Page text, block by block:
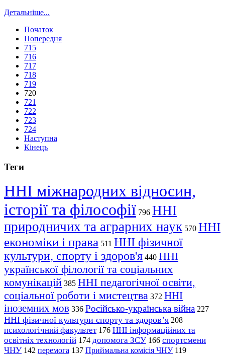
Детальніше...
Початок
Попередня
715
716
717
718
719
720
721
722
723
724
Наступна
Кінець
Теги
ННІ міжнародних відносин,
історії та філософії 796 ННІ
природничих та аграрних наук 570 ННІ
економіки і права 511 ННІ фізичної
культури, спорту і здоров'я 440 ННІ
української філології та соціальних
комунікацій 385 ННІ педагогічної освіти,
соціальної роботи і мистецтва 372 ННІ
іноземних мов 336 Російсько-українська війна 227
ННІ фізичної культури спорту та здоров’я 208
психологічний факультет 176 ННІ інформаційних та
освітніх технологій 174 допомога ЗСУ 166 спортсмени
ЧНУ 142 перемога 137 Приймальна комісія ЧНУ 119